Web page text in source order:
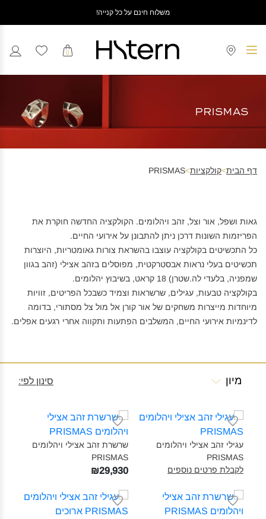
משלוח חינם על כל קנייה!
0
PRISMAS
דף הבית>קולקציות>
PRISMAS
גאות ושפל, אור וצל, זהב ויהלומים. הקולקציה החדשה חוקרת את
הפריזמות השונות דרכן ניתן להתבונן על אירועי החיים.
כל התכשיטים בקולקציה עוצבו בהשראת צורות גאומטריות, היוצרות
תכשיטים בעלי נראות אבסטרקטית, מפוסלים בזהב אצילי (זהב בגוון
שמפניה, בלעדי לה.שטרן) 18 קראט, בשיבוץ יהלומים.
בקולקציה טבעות, עגילים, שרשראות וצמיד כשבכל הפריטים, זוויות
מיוחדות מייצרות משחקים של אור קורן אל מול צל מסתורי, בדומה
לדינמיות אירועי החיים, המשלבים הפתעות ותקווה אחרי רגעים אפלים.
מיון סינון לפי:
עגילי זהב אצילי ויהלומים
PRISMAS‎
לקבלת פרטים נוספים
שרשרת זהב אצילי ויהלומים
PRISMAS‎
₪29,930